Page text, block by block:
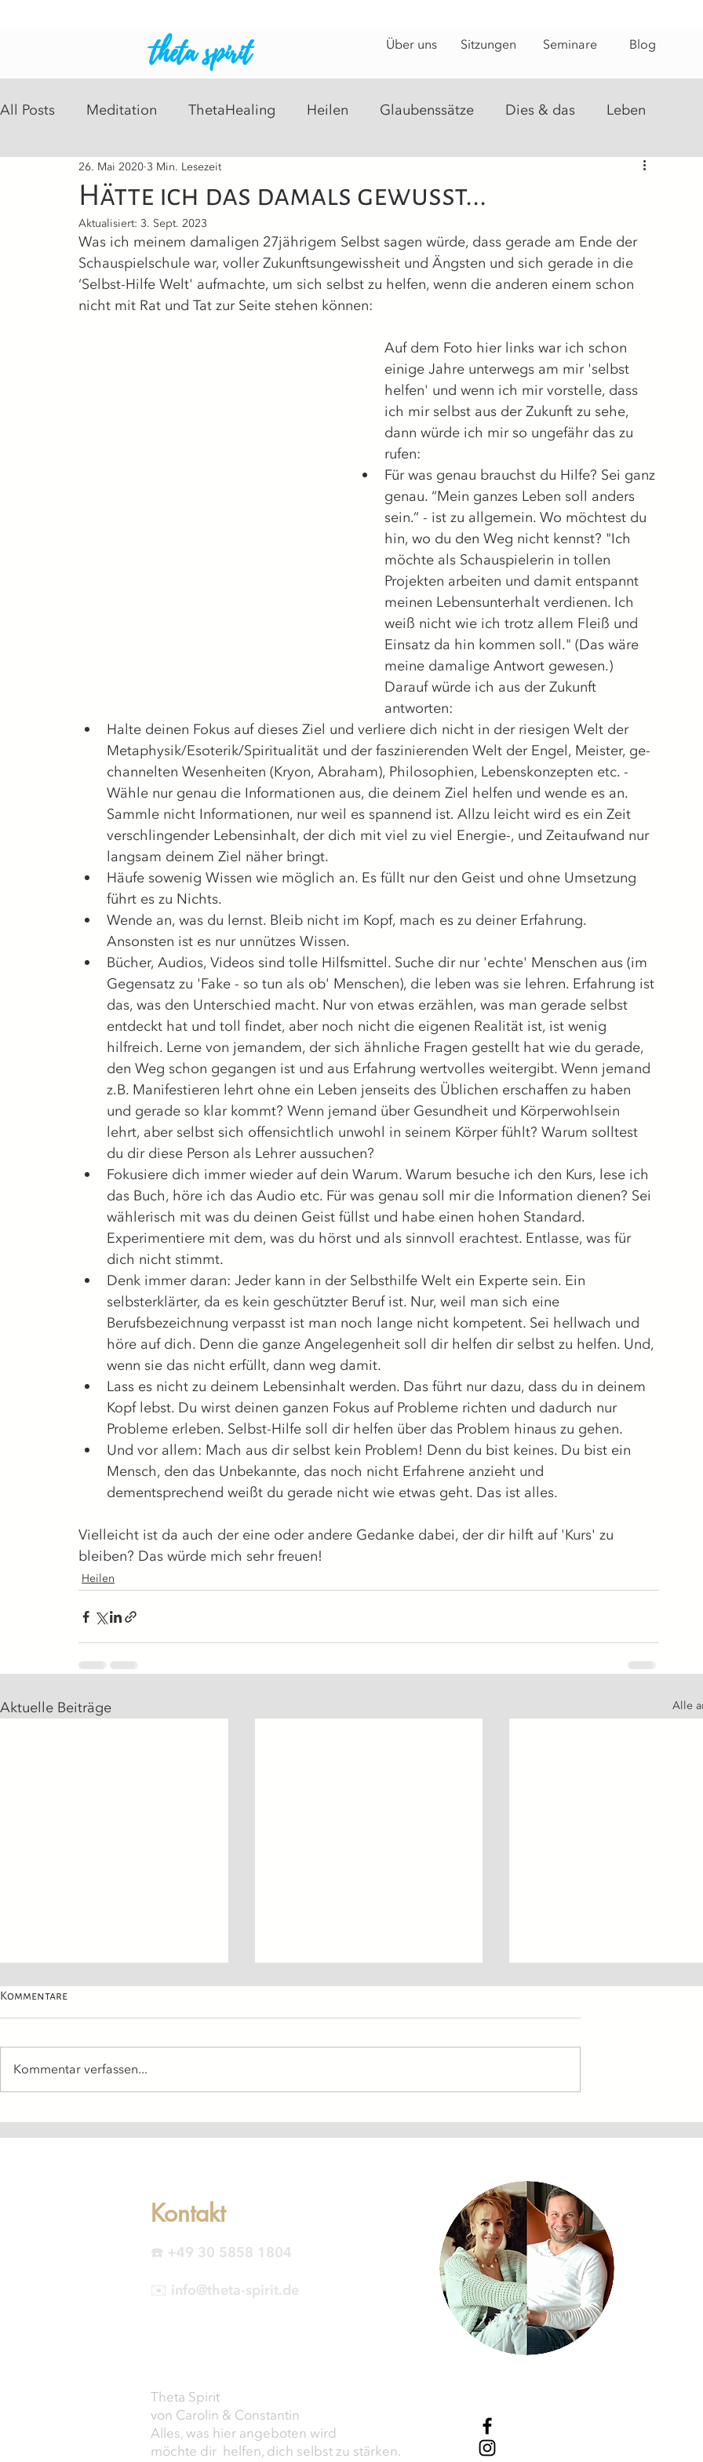
theta spirit Über uns Sitzungen Seminare Blog
All Posts Meditation ThetaHealing Heilen Glaubenssätze Dies & das Leben
Intuitive Readings Psychosomatisch
Hätte ich das damals gewusst...
26. Mai 2020 3 Min. Lesezeit
Aktualisiert: 3. Sept. 2023
Was ich meinem damaligen 27jährigem Selbst sagen würde, dass gerade am Ende der
Schauspielschule war, voller Zukunftsungewissheit und Ängsten und sich gerade in die
‘Selbst-Hilfe Welt' aufmachte, um sich selbst zu helfen, wenn die anderen einem schon
nicht mit Rat und Tat zur Seite stehen können:
Auf dem Foto hier links war ich schon
einige Jahre unterwegs am mir 'selbst
helfen' und wenn ich mir vorstelle, dass
ich mir selbst aus der Zukunft zu sehe,
dann würde ich mir so ungefähr das zu
rufen:
Für was genau brauchst du Hilfe? Sei ganz
genau. “Mein ganzes Leben soll anders
sein.” - ist zu allgemein. Wo möchtest du
hin, wo du den Weg nicht kennst? "Ich
möchte als Schauspielerin in tollen
Projekten arbeiten und damit entspannt
meinen Lebensunterhalt verdienen. Ich
weiß nicht wie ich trotz allem Fleiß und
Einsatz da hin kommen soll." (Das wäre
meine damalige Antwort gewesen.)
Darauf würde ich aus der Zukunft
antworten:
Halte deinen Fokus auf dieses Ziel und verliere dich nicht in der riesigen Welt der
Metaphysik/Esoterik/Spiritualität und der faszinierenden Welt der Engel, Meister, ge-
channelten Wesenheiten (Kryon, Abraham), Philosophien, Lebenskonzepten etc. -
Wähle nur genau die Informationen aus, die deinem Ziel helfen und wende es an.
Sammle nicht Informationen, nur weil es spannend ist. Allzu leicht wird es ein Zeit
verschlingender Lebensinhalt, der dich mit viel zu viel Energie-, und Zeitaufwand nur
langsam deinem Ziel näher bringt.
Häufe sowenig Wissen wie möglich an. Es füllt nur den Geist und ohne Umsetzung
führt es zu Nichts.
Wende an, was du lernst. Bleib nicht im Kopf, mach es zu deiner Erfahrung.
Ansonsten ist es nur unnützes Wissen.
Bücher, Audios, Videos sind tolle Hilfsmittel. Suche dir nur 'echte' Menschen aus (im
Gegensatz zu 'Fake - so tun als ob' Menschen), die leben was sie lehren. Erfahrung ist
das, was den Unterschied macht. Nur von etwas erzählen, was man gerade selbst
entdeckt hat und toll findet, aber noch nicht die eigenen Realität ist, ist wenig
hilfreich. Lerne von jemandem, der sich ähnliche Fragen gestellt hat wie du gerade,
den Weg schon gegangen ist und aus Erfahrung wertvolles weitergibt. Wenn jemand
z.B. Manifestieren lehrt ohne ein Leben jenseits des Üblichen erschaffen zu haben
und gerade so klar kommt? Wenn jemand über Gesundheit und Körperwohlsein
lehrt, aber selbst sich offensichtlich unwohl in seinem Körper fühlt? Warum solltest
du dir diese Person als Lehrer aussuchen?
Fokusiere dich immer wieder auf dein Warum. Warum besuche ich den Kurs, lese ich
das Buch, höre ich das Audio etc. Für was genau soll mir die Information dienen? Sei
wählerisch mit was du deinen Geist füllst und habe einen hohen Standard.
Experimentiere mit dem, was du hörst und als sinnvoll erachtest. Entlasse, was für
dich nicht stimmt.
Denk immer daran: Jeder kann in der Selbsthilfe Welt ein Experte sein. Ein
selbsterklärter, da es kein geschützter Beruf ist. Nur, weil man sich eine
Berufsbezeichnung verpasst ist man noch lange nicht kompetent. Sei hellwach und
höre auf dich. Denn die ganze Angelegenheit soll dir helfen dir selbst zu helfen. Und,
wenn sie das nicht erfüllt, dann weg damit.
Lass es nicht zu deinem Lebensinhalt werden. Das führt nur dazu, dass du in deinem
Kopf lebst. Du wirst deinen ganzen Fokus auf Probleme richten und dadurch nur
Probleme erleben. Selbst-Hilfe soll dir helfen über das Problem hinaus zu gehen.
Und vor allem: Mach aus dir selbst kein Problem! Denn du bist keines. Du bist ein
Mensch, den das Unbekannte, das noch nicht Erfahrene anzieht und
dementsprechend weißt du gerade nicht wie etwas geht. Das ist alles.
Vielleicht ist da auch der eine oder andere Gedanke dabei, der dir hilft auf 'Kurs' zu
bleiben? Das würde mich sehr freuen!
Heilen
Aktuelle Beiträge Alle
Wechseljahre - was sie
offenbaren, wenn wir
"Wachstumsprozess: Wenn es
sich falsch anfühlt - und
sich selbst Vertrauen, die
Voraussetzung für Heilung
Kommentare
Kommentar verfassen...
Kontakt
☎️ +49 30 5858 1804
✉️ info@theta-spirit.de
Theta Spirit
von Carolin & Constantin
Alles, was hier angeboten wird
möchte dir helfen, dich selbst zu stärken.